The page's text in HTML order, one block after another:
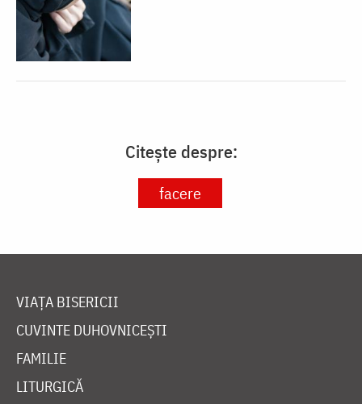
Citește despre:
facere
VIAȚA BISERICII
CUVINTE DUHOVNICEȘTI
FAMILIE
LITURGICĂ